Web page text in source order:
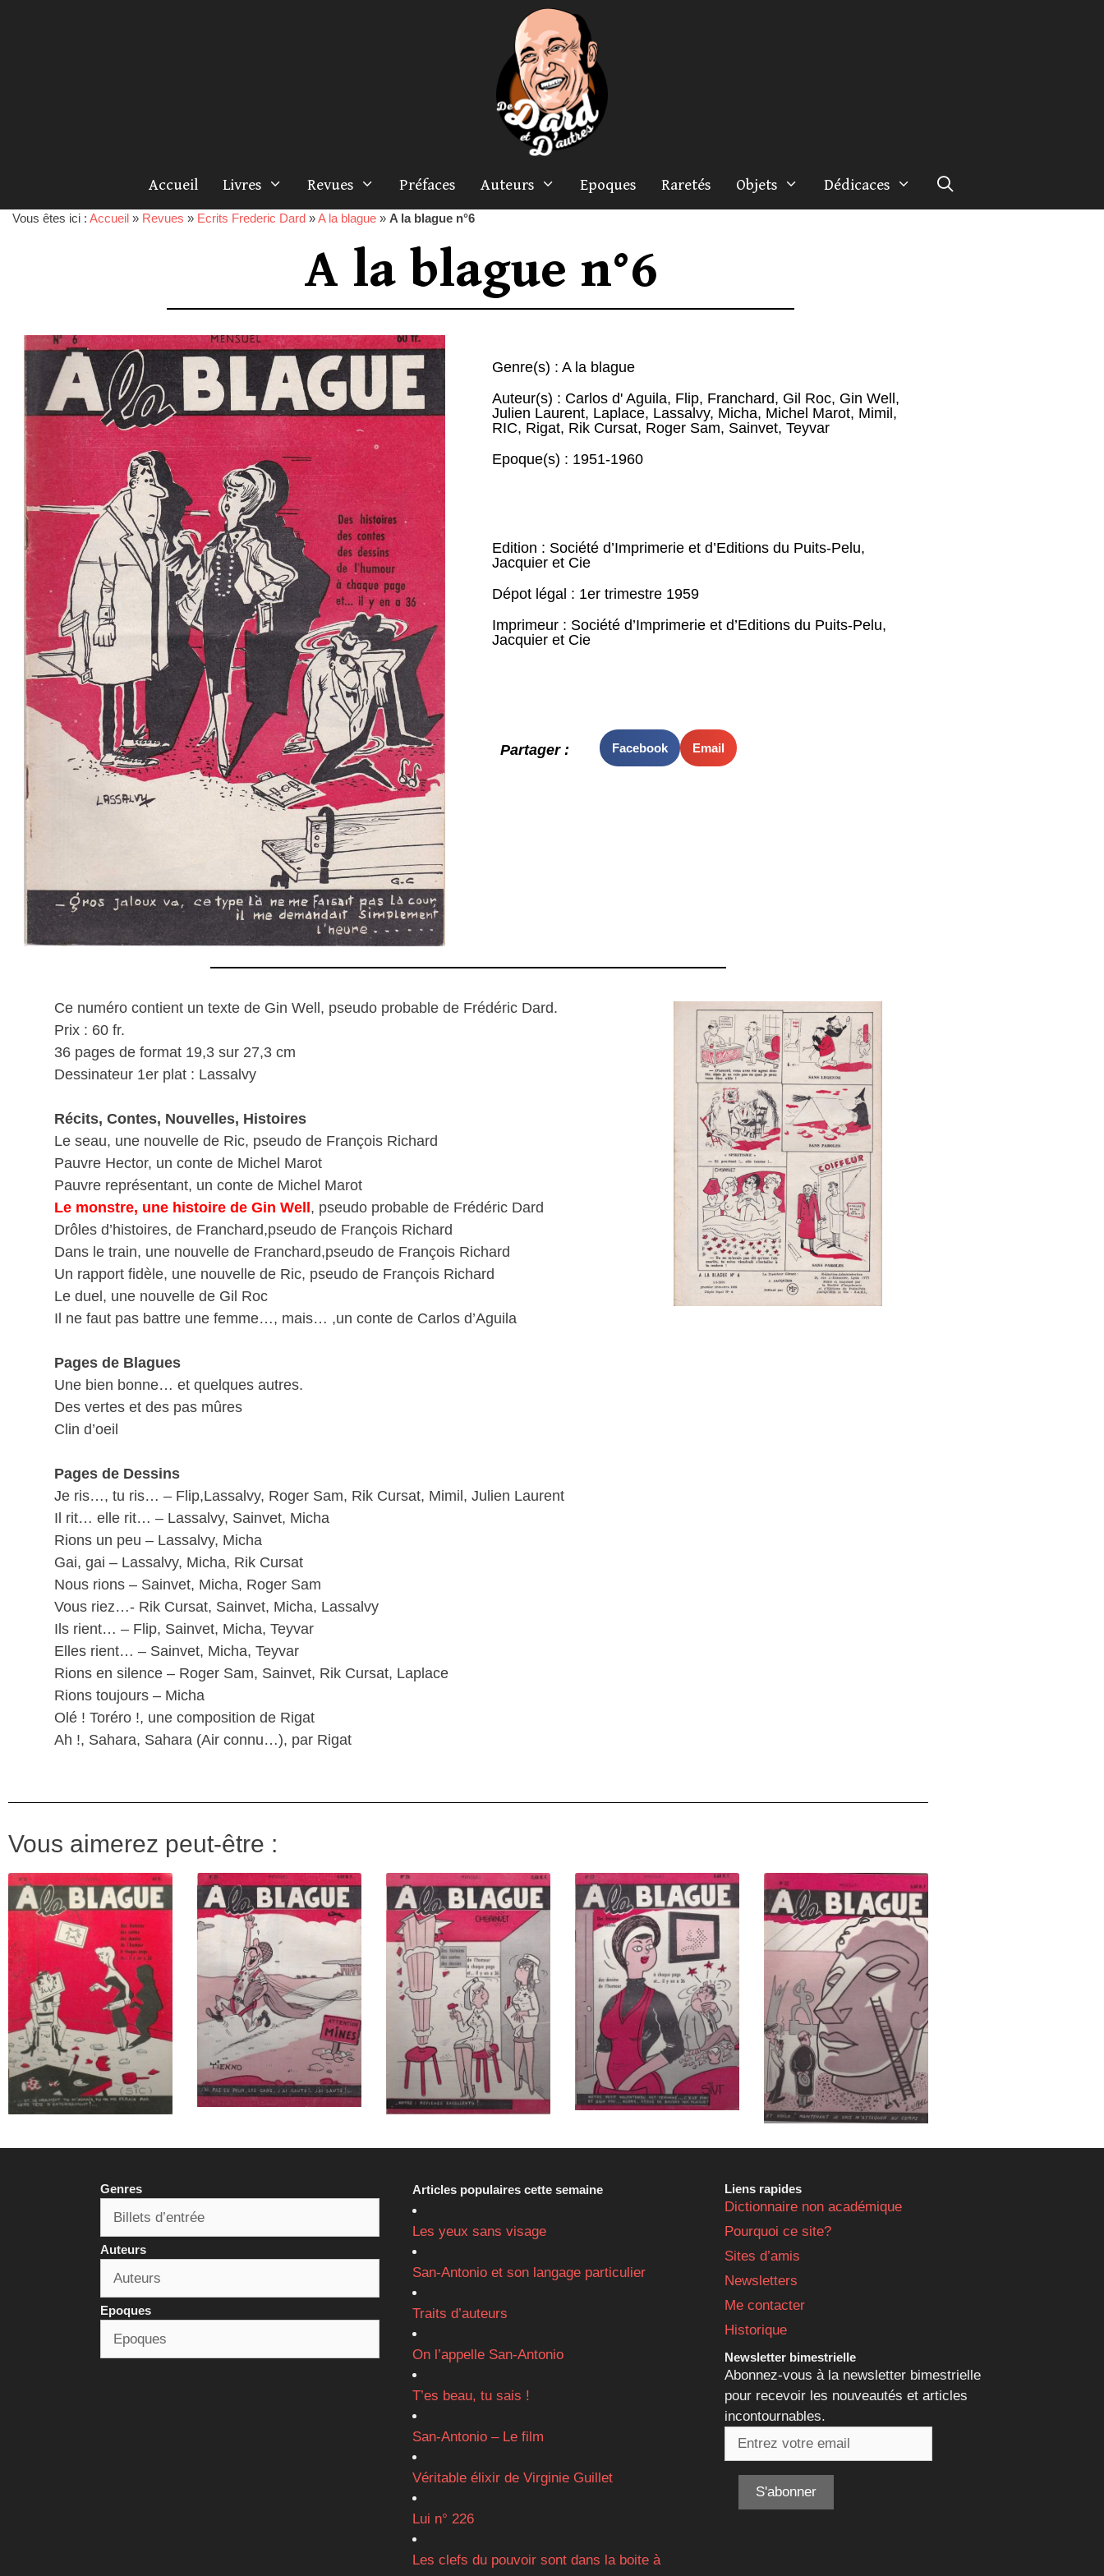
Accueil Livres Revues Préfaces Auteurs Epoques Raretés Objets Dédicaces
Vous êtes ici : Accueil » Revues » Ecrits Frederic Dard »A la blague » A la blague n°6
A la blague n°6
Genre(s) : A la blague
Auteur(s) : Carlos d' Aguila, Flip, Franchard, Gil Roc, Gin Well ,
Julien Laurent, Laplace, Lassalvy, Micha, Michel Marot, Mimil ,
RIC, Rigat, Rik Cursat, Roger Sam, Sainvet, Teyvar
Epoque(s) : 1951-1960
Edition : Société d’Imprimerie et d’Editions du Puits-Pelu,
Jacquier et Cie
Dépot légal : 1er trimestre 1959
Imprimeur : Société d’Imprimerie et d’Editions du Puits-Pelu,
Jacquier et Cie
Partager : Facebook Email
Ce numéro contient un texte de Gin Well, pseudo probable de Frédéric Dard.
Prix : 60 fr.
36 pages de format 19,3 sur 27,3 cm
Dessinateur 1er plat : Lassalvy
Récits, Contes, Nouvelles, Histoires
Le seau, une nouvelle de Ric, pseudo de François Richard
Pauvre Hector, un conte de Michel Marot
Pauvre représentant, un conte de Michel Marot
Le monstre, une histoire de Gin Well , pseudo probable de Frédéric Dard
Drôles d’histoires, de Franchard,pseudo de François Richard
Dans le train, une nouvelle de Franchard,pseudo de François Richard
Un rapport fidèle, une nouvelle de Ric, pseudo de François Richard
Le duel, une nouvelle de Gil Roc
Il ne faut pas battre une femme…, mais… ,un conte de Carlos d’Aguila
Pages de Blagues
Une bien bonne… et quelques autres.
Des vertes et des pas mûres
Clin d’oeil
Pages de Dessins
Je ris…, tu ris… – Flip,Lassalvy, Roger Sam, Rik Cursat, Mimil, Julien Laurent
Il rit… elle rit… – Lassalvy, Sainvet, Micha
Rions un peu – Lassalvy, Micha
Gai, gai – Lassalvy, Micha, Rik Cursat
Nous rions – Sainvet, Micha, Roger Sam
Vous riez…- Rik Cursat, Sainvet, Micha, Lassalvy
Ils rient… – Flip, Sainvet, Micha, Teyvar
Elles rient… – Sainvet, Micha, Teyvar
Rions en silence – Roger Sam, Sainvet, Rik Cursat, Laplace
Rions toujours – Micha
Olé ! Toréro !, une composition de Rigat
Ah !, Sahara, Sahara (Air connu…), par Rigat
Vous aimerez peut-être :
Genres
Auteurs
Epoques
Articles populaires cette semaine
Les yeux sans visage
San-Antonio et son langage particulier
Traits d’auteurs
On l’appelle San-Antonio
T’es beau, tu sais !
San-Antonio – Le film
Véritable élixir de Virginie Guillet
Lui n° 226
Les clefs du pouvoir sont dans la boite à
Liens rapides
Dictionnaire non académique
Pourquoi ce site?
Sites d’amis
Newsletters
Me contacter
Historique
Newsletter bimestrielle
Abonnez-vous à la newsletter bimestrielle
pour recevoir les nouveautés et articles
incontournables.